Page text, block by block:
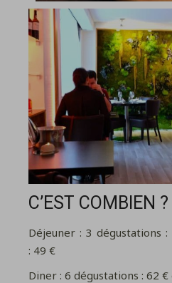
C’EST COMBIEN ?
Déjeuner : 3 dégustations
: 49 €
Diner : 6 dégustations : 62